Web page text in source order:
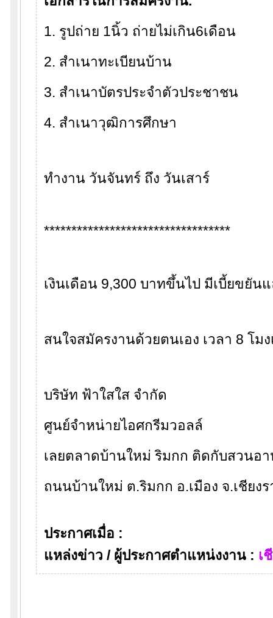
1. รูปถ่าย 1นิ้ว ถ่ายไม่เกิน6เดือน
2. สำเนาทะเบียนบ้าน
3. สำเนาบัตรประจำตัวประชาชน
4. สำเนาวุฒิการศึกษา
ทำงาน วันจันทร์ ถึง วันเสาร์
**********************************
เงินเดือน 9,300 บาทขึ้นไป มีเบี้ยขยัน
สนใจสมัครงานด้วยตนเอง เวลา 8 โมง
บริษัท ฟ้าใสใส จำกัด
ศูนย์จำหน่ายไอศกรีมวอลล์
เลยตลาดบ้านใหม่ ริมกก ติดกับสวนอา
ถนนบ้านใหม่ ต.ริมกก อ.เมือง จ.เชียงร
ประกาศเมื่อ :
แหล่งข่าว / ผู้ประกาศตำแหน่งงาน : เ